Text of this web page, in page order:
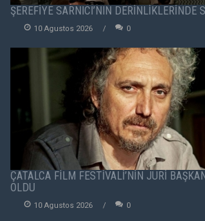
ŞEREFİYE SARNICI’NIN DERİNLİKLERİNDE
10 Agustos 2026 0
ÇATALCA FİLM FESTİVALİ’NİN JÜRİ
OLDU
10 Agustos 2026 0